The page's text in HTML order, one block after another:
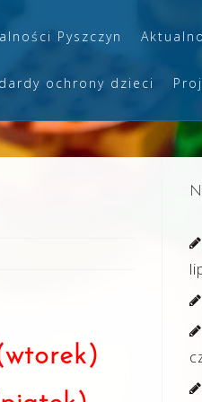
Pyszczyn
ochrony dzieci